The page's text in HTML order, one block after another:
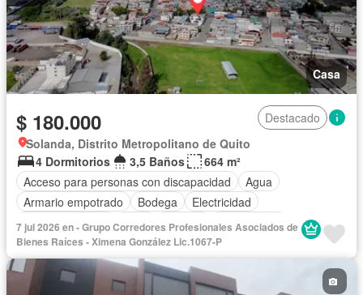
Casa
$ 180.000
Destacado
Solanda, Distrito Metropolitano de Quito
4 Dormitorios
3,5 Baños
664 m²
Acceso para personas con discapacidad
Agua
Armario empotrado
Bodega
Electricidad
Estacionamiento
Patio Terraza Sin amoblar
7 jul 2026 en - Grupo Corredores Profesionales Asociados de
Bienes Raíces - Ximena González Lic.1067-P